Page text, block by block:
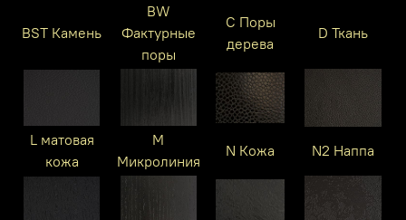
BST Камень
BW
Фактурные
поры
C Поры
дерева
D Ткань
L матовая
кожа
M
Микролиния
N Кожа N2 Наппа